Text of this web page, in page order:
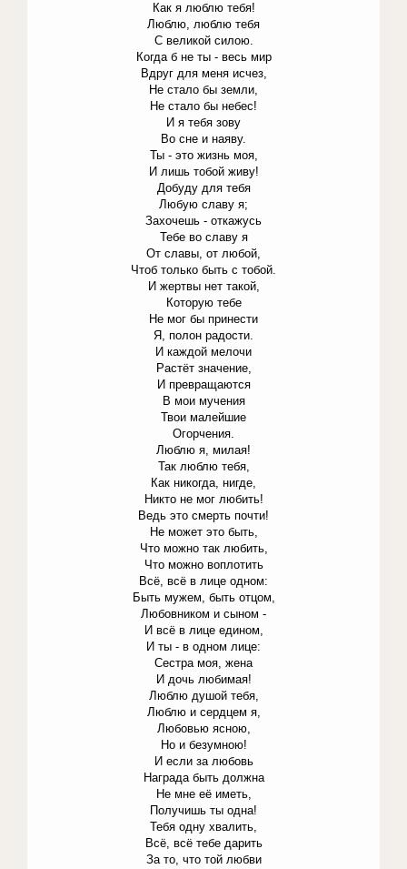
Как я люблю тебя!
Люблю, люблю тебя
С великой силою.
Когда б не ты - весь мир
Вдруг для меня исчез,
Не стало бы земли,
Не стало бы небес!
И я тебя зову
Во сне и наяву.
Ты - это жизнь моя,
И лишь тобой живу!
Добуду для тебя
Любую славу я;
Захочешь - откажусь
Тебе во славу я
От славы, от любой,
Чтоб только быть с тобой.
И жертвы нет такой,
Которую тебе
Не мог бы принести
Я, полон радости.
И каждой мелочи
Растёт значение,
И превращаются
В мои мучения
Твои малейшие
Огорчения.
Люблю я, милая!
Так люблю тебя,
Как никогда, нигде,
Никто не мог любить!
Ведь это смерть почти!
Не может это быть,
Что можно так любить,
Что можно воплотить
Всё, всё в лице одном:
Быть мужем, быть отцом,
Любовником и сыном -
И всё в лице едином,
И ты - в одном лице:
Сестра моя, жена
И дочь любимая!
Люблю душой тебя,
Люблю и сердцем я,
Любовью ясною,
Но и безумною!
И если за любовь
Награда быть должна
Не мне её иметь,
Получишь ты одна!
Тебя одну хвалить,
Всё, всё тебе дарить
За то, что той любви